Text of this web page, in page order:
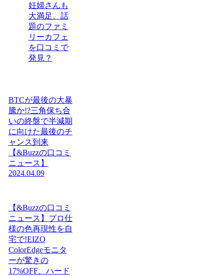
妊婦さんも
大満足、話
題のファミ
リーカフェ
を口コミで
発見？
BTCが最後の大暴
騰か!?三角保ち合
いの終盤で半減期
に向けた最後のチ
ャンス到来
【&Buzzの口コミ
ニュース】
2024.04.09
【&Buzzの口コミ
ニュース】プロ仕
様の色再現性を自
宅で!EIZO
ColorEdgeモニタ
ーが驚きの
17%OFF、ハード